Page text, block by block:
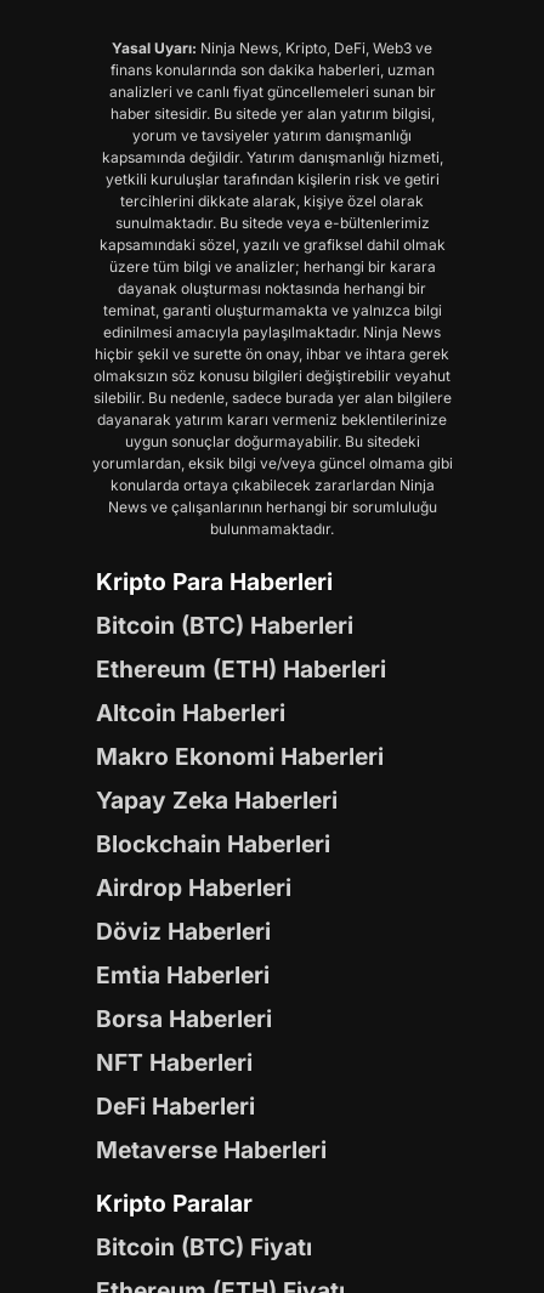
Yasal Uyarı: Ninja News, Kripto, DeFi, Web3 ve
finans konularında son dakika haberleri, uzman
analizleri ve canlı fiyat güncellemeleri sunan bir
haber sitesidir. Bu sitede yer alan yatırım bilgisi,
yorum ve tavsiyeler yatırım danışmanlığı
kapsamında değildir. Yatırım danışmanlığı hizmeti,
yetkili kuruluşlar tarafından kişilerin risk ve getiri
tercihlerini dikkate alarak, kişiye özel olarak
sunulmaktadır. Bu sitede veya e-bültenlerimiz
kapsamındaki sözel, yazılı ve grafiksel dahil olmak
üzere tüm bilgi ve analizler; herhangi bir karara
dayanak oluşturması noktasında herhangi bir
teminat, garanti oluşturmamakta ve yalnızca bilgi
edinilmesi amacıyla paylaşılmaktadır. Ninja News
hiçbir şekil ve surette ön onay, ihbar ve ihtara gerek
olmaksızın söz konusu bilgileri değiştirebilir veyahut
silebilir. Bu nedenle, sadece burada yer alan bilgilere
dayanarak yatırım kararı vermeniz beklentilerinize
uygun sonuçlar doğurmayabilir. Bu sitedeki
yorumlardan, eksik bilgi ve/veya güncel olmama gibi
konularda ortaya çıkabilecek zararlardan Ninja
News ve çalışanlarının herhangi bir sorumluluğu
bulunmamaktadır.
Kripto Para Haberleri
Bitcoin (BTC) Haberleri
Ethereum (ETH) Haberleri
Altcoin Haberleri
Makro Ekonomi Haberleri
Yapay Zeka Haberleri
Blockchain Haberleri
Airdrop Haberleri
Döviz Haberleri
Emtia Haberleri
Borsa Haberleri
NFT Haberleri
DeFi Haberleri
Metaverse Haberleri
Kripto Paralar
Bitcoin (BTC) Fiyatı